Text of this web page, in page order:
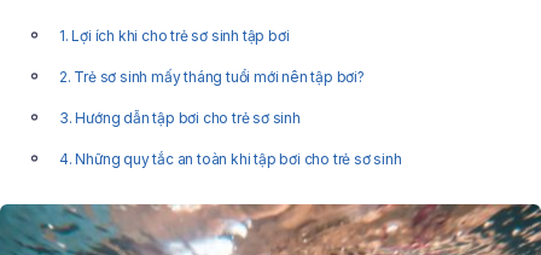
1. Lợi ích khi cho trẻ sơ sinh tập bơi
2. Trẻ sơ sinh mấy tháng tuổi mới nên tập bơi?
3. Hướng dẫn tập bơi cho trẻ sơ sinh
4. Những quy tắc an toàn khi tập bơi cho trẻ sơ sinh